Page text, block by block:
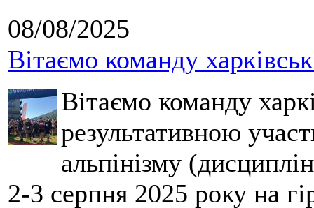
08/08/2025
Вітаємо команду
Вітаємо команду
результативною
альпінізму
2-3 серпня 2025 року на